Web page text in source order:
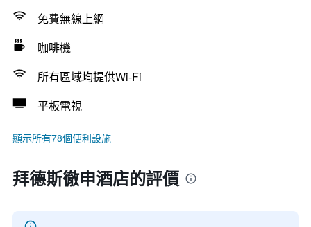
免費無線上網
咖啡機
所有區域均提供Wi-Fi
平板電視
顯示所有78個便利設施
拜德斯徹申酒店的評價